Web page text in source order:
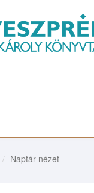
Naptár nézet